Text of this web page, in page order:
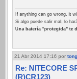
If anything can go wrong, it
Si algo puede salir mal, lo
Una batería "protegida" te
21 Abr 2014 17:16 por
Re: NITECORE
(R)CR123)